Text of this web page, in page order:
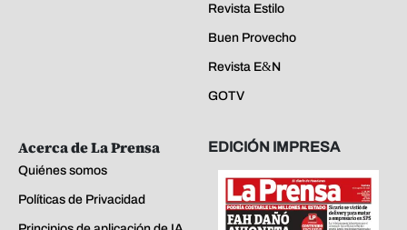
Revista Estilo
Buen Provecho
Revista E&N
GOTV
Acerca de La Prensa
Quiénes somos
Políticas de Privacidad
EDICIÓN IMPRESA